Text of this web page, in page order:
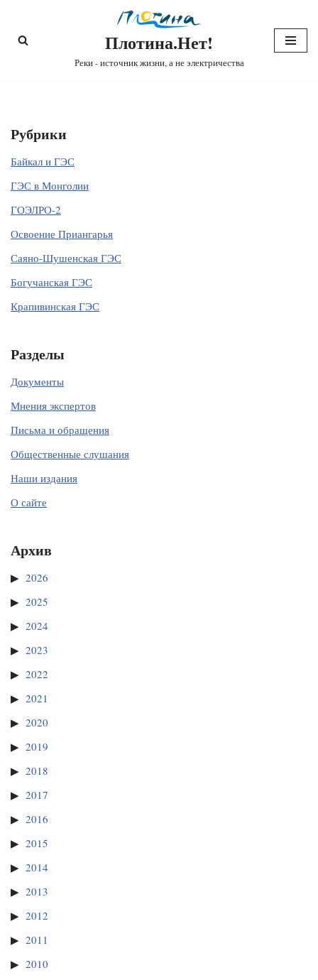
Перейти
Плотина.Нет!
Реки - источник жизни, а не электричества
Рубрики
Байкал и ГЭС
ГЭС в Монголии
ГОЭЛРО-2
Освоение Приангарья
Саяно-Шушенская ГЭС
Богучанская ГЭС
Крапивинская ГЭС
Разделы
Документы
Мнения экспертов
Письма и обращения
Общественные слушания
Наши издания
О сайте
Архив
2026
2025
2024
2023
2022
2021
2020
2019
2018
2017
2016
2015
2014
2013
2012
2011
2010